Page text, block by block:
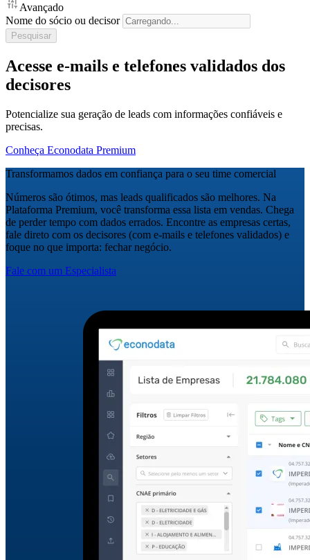
Avançado
Nome do sócio ou decisor
Pesquisar
Acesse e-mails e telefones validados dos
decisores
Potencialize sua geração de leads com informações confiáveis e
precisas.
Conheça Econodata Premium
Transformamos dados em confiança para o seu time comercial
Números são ótimos, mas leads qualificados são melhores. Na
Plataforma Premium, você transforma essa lista em vendas. Chega
de perder tempo com dados errados. Encontre as empresas certas,
fale direto com os decisores (com e-mails e telefones validados) e
foque no que importa: fechar negócio.
Fale com um Especialista